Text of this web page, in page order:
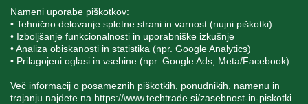
Nameni uporabe piškotkov:
• Tehnično delovanje spletne strani in varnost (nujni piškotki)
• Izboljšanje funkcionalnosti in uporabniške izkušnje
• Analiza obiskanosti in statistika (npr. Google Analytics)
• Prilagojeni oglasi in vsebine (npr. Google Ads, Meta/Facebook)
Več informacij o posameznih piškotkih, ponudnikih, namenu in
trajanju najdete na https://www.techtrade.si/zasebnost-in-piskotki
Blatnica 8, 1236 Trzin